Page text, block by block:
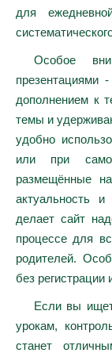
для
Особое
презентациями
дополнением к
темы и
удобно
или при
размещённые
актуальность
делает сайт
процессе для
родителей.
без регистрации
Если вы
урокам,
станет